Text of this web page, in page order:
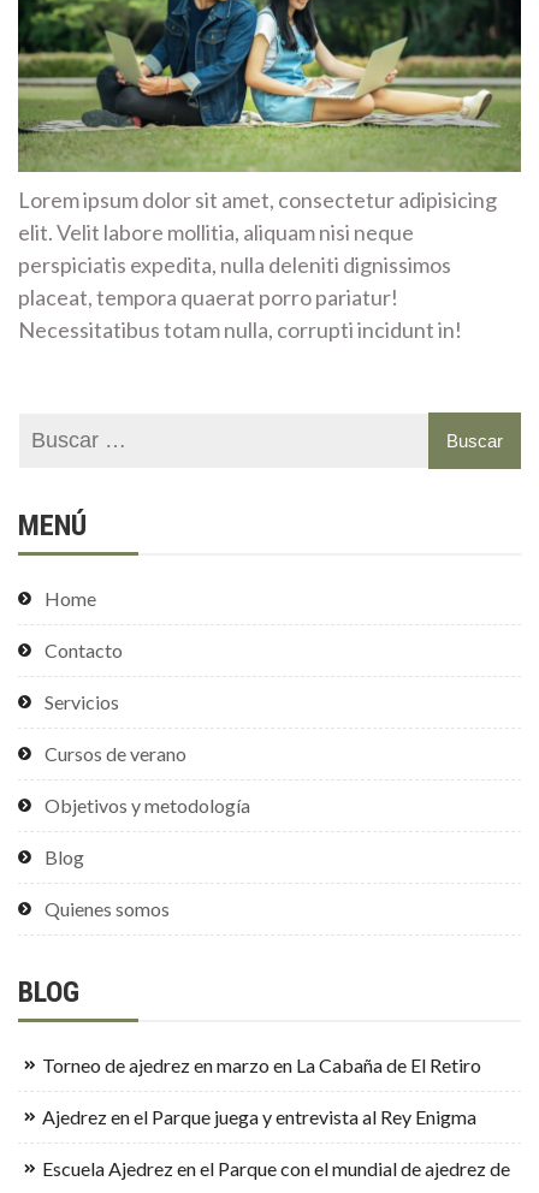
Lorem ipsum dolor sit amet, consectetur adipisicing
elit. Velit labore mollitia, aliquam nisi neque
perspiciatis expedita, nulla deleniti dignissimos
placeat, tempora quaerat porro pariatur!
Necessitatibus totam nulla, corrupti incidunt in!
MENÚ
Home
Contacto
Servicios
Cursos de verano
Objetivos y metodología
Blog
Quienes somos
BLOG
Torneo de ajedrez en marzo en La Cabaña de El Retiro
Ajedrez en el Parque juega y entrevista al Rey Enigma
Escuela Ajedrez en el Parque con el mundial de ajedrez de